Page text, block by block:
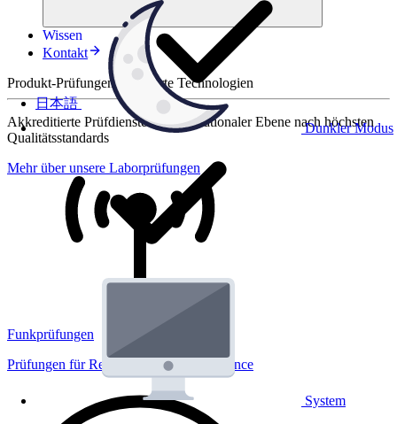
Dunkler Modus
System
日本語
Wissen
Kontakt
Produkt-Prüfungen für smarte Technologien
Akkreditierte Prüfdienste auf internationaler Ebene nach höchsten
Qualitätsstandards
Mehr über unsere Laborprüfungen
Funkprüfungen
Prüfungen für Regulatorik und Performance